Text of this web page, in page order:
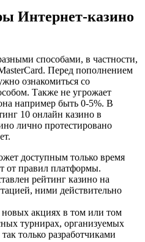
Интернет-казино
способами, в частности,
Перед пополнением
ознакомиться со
Также не угрожает
например быть 0-5%. В
10 онлайн казино в
лично протестировано
доступным только время
от правил платформы.
рейтинг казино на
ними действительно
акциях в том или том
турнирах, организуемых
только разработчиками